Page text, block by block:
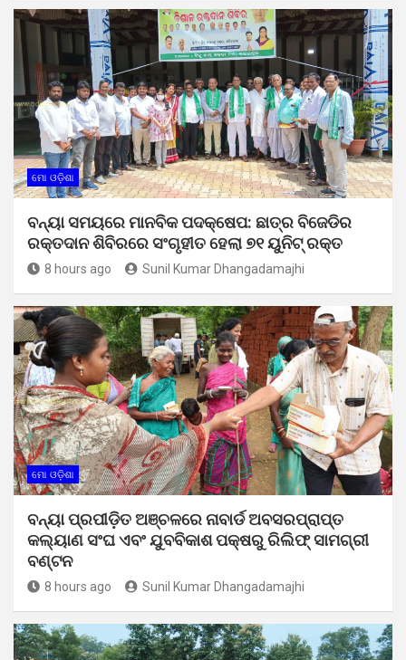
ମୋ ଓଡ଼ିଶା
ବନ୍ୟା ସମୟରେ ମାନବିକ ପଦକ୍ଷେପ: ଛାତ୍ର ବିଜେଡିର
ରକ୍ତଦାନ ଶିବିରରେ ସଂଗୃହୀତ ହେଲା ୭୧ ୟୁନିଟ୍ ରକ୍ତ
8 hours ago Sunil Kumar Dhangadamajhi
ମୋ ଓଡ଼ିଶା
ବନ୍ୟା ପ୍ରପୀଡ଼ିତ ଅଞ୍ଚଳରେ ନାବାର୍ଡ ଅବସରପ୍ରାପ୍ତ
କଲ୍ୟାଣ ସଂଘ ଏବଂ ଯୁବବିକାଶ ପକ୍ଷରୁ ରିଲିଫ୍ ସାମଗ୍ରୀ
ବଣ୍ଟନ
8 hours ago Sunil Kumar Dhangadamajhi